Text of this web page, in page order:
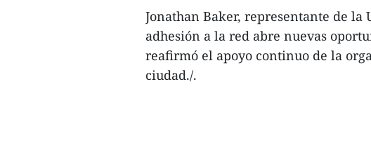
Jonathan Baker, representante de la
adhesión a la red abre nuevas
reafirmó el apoyo continuo de la
ciudad./.